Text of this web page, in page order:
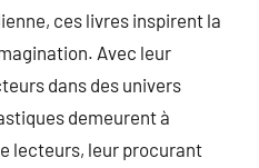
ces livres inspirent la
Avec leur
dans des univers
demeurent à
lecteurs, leur procurant